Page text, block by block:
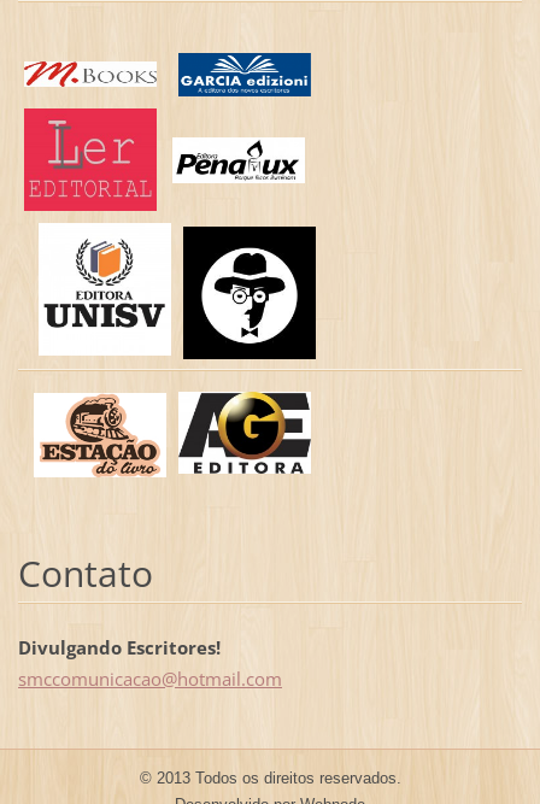
Contato
Divulgando Escritores!
smccomunicacao@hotmail.com
© 2013 Todos os direitos reservados.